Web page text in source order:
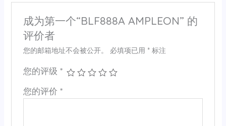
成为第一个“BLF888A AMPLEON” 的
评价者
您的邮箱地址不会被公开。 必填项已用 *标注
您的评级 *
您的评价 *